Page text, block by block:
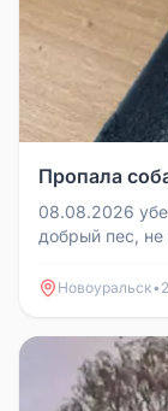
Пропала
08.08.2026
добрый пес,
Новоуральск•